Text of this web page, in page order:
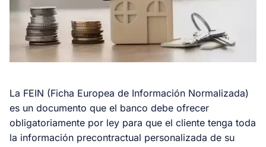
La FEIN (Ficha Europea de Información Normalizada)
es un documento que el banco debe ofrecer
obligatoriamente por ley para que el cliente tenga toda
la información precontractual personalizada de su